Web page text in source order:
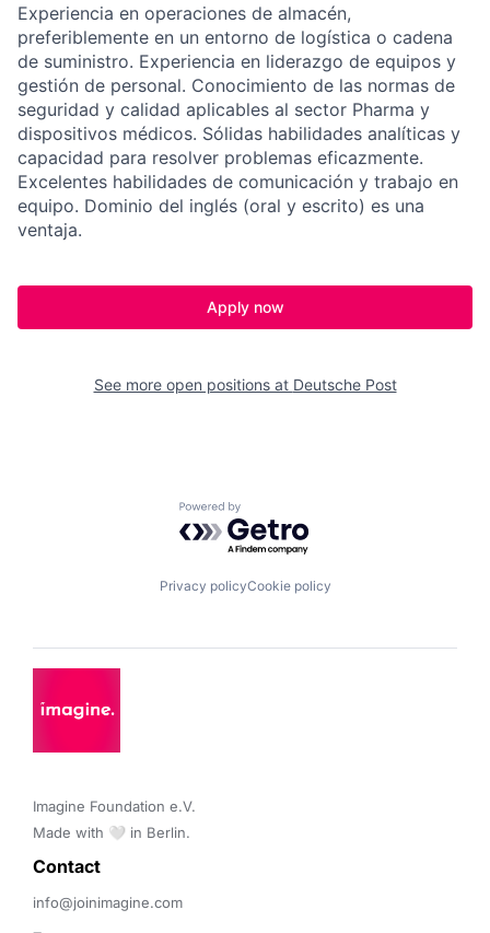
Experiencia en operaciones de almacén,
preferiblemente en un entorno de logística o cadena
de suministro. Experiencia en liderazgo de equipos y
gestión de personal. Conocimiento de las normas de
seguridad y calidad aplicables al sector Pharma y
dispositivos médicos. Sólidas habilidades analíticas y
capacidad para resolver problemas eficazmente.
Excelentes habilidades de comunicación y trabajo en
equipo. Dominio del inglés (oral y escrito) es una
ventaja.
Apply now
See more open positions at Deutsche Post
Powered by Getro.com
Privacy policyCookie policy
Imagine Foundation e.V.
Made with 🤍 in Berlin.
Contact
info@joinimagine.com